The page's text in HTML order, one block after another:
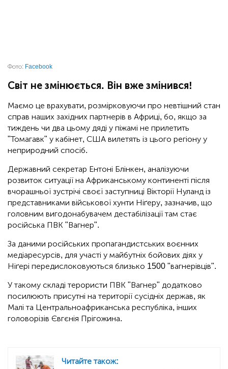
Фото: Facebook
Світ не змінюється. Він вже змінився!
Маємо це врахувати, розмірковуючи про невтішний стан
справ наших західних партнерів в Африці, бо, якщо за
тиждень чи два цьому дяді у піжамі не прилетить
"Томагавк" у кабінет, США вилетять із цього регіону у
неприродний спосіб.
Державний секретар Ентоні Блінкен, аналізуючи
розвиток ситуації на Африканському континенті після
вчорашньої зустрічі своєї заступниці Вікторії Нуланд із
представниками військової хунти Ніґеру, зазначив, що
головним вигодонабувачем дестабілізації там стає
російська ПВК "Вагнер".
За даними російських пропагандистських воєнних
медіаресурсів, для участі у майбутніх бойових діях у
Ніґері передислоковуються близько 1500 "вагнерівців".
У такому складі терористи ПВК "Вагнер" додатково
посилюють присутні на території сусідніх держав, як
Малі та Центральноафриканська республіка, інших
головорізів Євгєнія Прігожина.
Читайте також: